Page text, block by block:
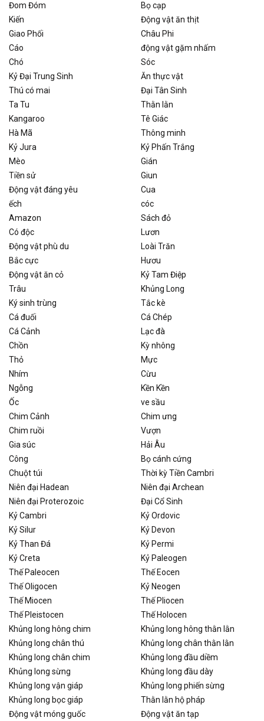
Đom Đóm
Bọ cạp
Kiến
Động vật ăn thịt
Giao Phối
Châu Phi
Cáo
động vật gặm nhấm
Chó
Sóc
Kỷ Đại Trung Sinh
Ăn thực vật
Thú có mai
Đại Tân Sinh
Ta Tu
Thằn lằn
Kangaroo
Tê Giác
Hà Mã
Thông minh
Kỷ Jura
Kỷ Phấn Trắng
Mèo
Gián
Tiền sử
Giun
Động vật đáng yêu
Cua
ếch
cóc
Amazon
Sách đỏ
Có độc
Lươn
Động vật phù du
Loài Trăn
Bắc cực
Hươu
Động vật ăn cỏ
Kỷ Tam Điệp
Trâu
Khủng Long
Ký sinh trùng
Tắc kè
Cá đuối
Cá Chép
Cá Cảnh
Lạc đà
Chồn
Kỳ nhông
Thỏ
Mực
Nhím
Cừu
Ngỗng
Kền Kền
Ốc
ve sầu
Chim Cảnh
Chim ưng
Chim ruồi
Vượn
Gia súc
Hải Âu
Công
Bọ cánh cứng
Chuột túi
Thời kỳ Tiền Cambri
Niên đại Hadean
Niên đại Archean
Niên đại Proterozoic
Đại Cổ Sinh
Kỷ Cambri
Kỷ Ordovic
Kỷ Silur
Kỷ Devon
Kỷ Than Đá
Kỷ Permi
Kỷ Creta
Kỷ Paleogen
Thế Paleocen
Thế Eocen
Thế Oligocen
Kỷ Neogen
Thế Miocen
Thế Pliocen
Thế Pleistocen
Thế Holocen
Khủng long hông chim
Khủng long hông thằn lằn
Khủng long chân thú
Khủng long chân thằn lằn
Khủng long chân chim
Khủng long đầu diềm
Khủng long sừng
Khủng long đầu dày
Khủng long vận giáp
Khủng long phiến sừng
Khủng long bọc giáp
Thằn lằn hộ pháp
Động vật móng guốc
Động vật ăn tạp